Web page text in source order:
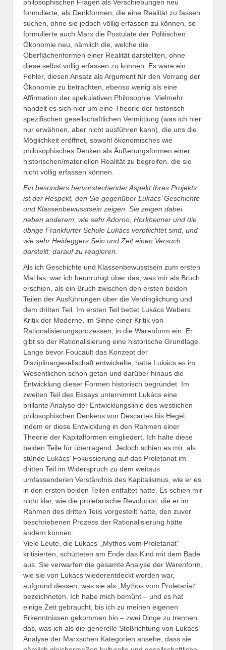
philosophischen Fragen als Verschiebungen neu
formulierte, als Denkformen, die eine Realität zu fassen
suchen, ohne sie jedoch völlig erfassen zu können, so
formulierte auch Marx die Postulate der Politischen
Ökonomie neu, nämlich die, welche die
Oberflächenformen einer Realität darstellten, ohne
diese selbst völlig erfassen zu können. Es wäre ein
Fehler, diesen Ansatz als Argument für den Vorrang der
Ökonomie zu betrachten, ebenso wenig als eine
Affirmation der spekulativen Philosophie. Vielmehr
handelt es sich hier um eine Theorie der historisch
spezifischen gesellschaftlichen Vermittlung (was ich hier
nur erwähnen, aber nicht ausführen kann), die uns die
Möglichkeit eröffnet, sowohl ökonomisches wie
philosophisches Denken als Äußerungsformen einer
historischen/materiellen Realität zu begreifen, die sie
nicht völlig erfassen können.
Ein besonders hervorstechender Aspekt Ihres Projekts
ist der Respekt, den Sie gegenüber Lukács’ Geschichte
und Klassenbewusstsein zeigen. Sie zeigen dabei
neben anderem, wie sehr Adorno, Horkheimer und die
übrige Frankfurter Schule Lukács verpflichtet sind, und
wie sehr Heideggers Sein und Zeit einen Versuch
darstellt, darauf zu reagieren.
Als ich Geschichte und Klassenbewusstsein zum ersten
Mal las, war ich beunruhigt über das, was mir als Bruch
erschien, als ein Bruch zwischen den ersten beiden
Teilen der Ausführungen über die Verdinglichung und
dem dritten Teil. Im ersten Teil bettet Lukács Webers
Kritik der Moderne, im Sinne einer Kritik von
Rationalisierungsprozessen, in die Warenform ein. Er
gibt so der Rationalisierung eine historische Grundlage.
Lange bevor Foucault das Konzept der
Disziplinargesellschaft entwickelte, hatte Lukács es im
Wesentlichen schon getan und darüber hinaus die
Entwicklung dieser Formen historisch begründet. Im
zweiten Teil des Essays unternimmt Lukács eine
brillante Analyse der Entwicklungslinie des westlichen
philosophischen Denkens von Descartes bis Hegel,
indem er diese Entwicklung in den Rahmen einer
Theorie der Kapitalformen eingliedert. Ich halte diese
beiden Teile für überragend. Jedoch schien es mir, als
stünde Lukács’ Fokussierung auf das Proletariat im
dritten Teil im Widerspruch zu dem weitaus
umfassenderen Verständnis des Kapitalismus, wie er es
in den ersten beiden Teilen entfaltet hatte. Es schien mir
nicht klar, wie die proletarische Revolution, die er im
Rahmen des dritten Teils vorgestellt hatte, den zuvor
beschriebenen Prozess der Rationalisierung hätte
ändern können.
Viele Leute, die Lukács’ „Mythos vom Proletariat“
kritisierten, schütteten am Ende das Kind mit dem Bade
aus. Sie verwarfen die gesamte Analyse der Warenform,
wie sie von Lukács wiederentdeckt worden war,
aufgrund dessen, was sie als „Mythos vom Proletariat“
bezeichneten. Ich habe mich bemüht – und es hat
einige Zeit gebraucht, bis ich zu meinen eigenen
Erkenntnissen gekommen bin – zwei Dinge zu trennen:
das, was ich als die generelle Stoßrichtung von Lukács’
Analyse der Marxschen Kategorien ansehe, dass sie